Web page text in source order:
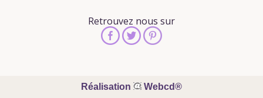
Retrouvez nous sur
Réalisation Webcd®